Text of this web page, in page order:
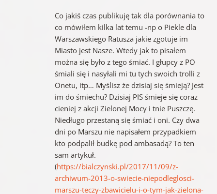
Co jakiś czas publikuję tak dla porównania to
co mówiłem kilka lat temu -np o Piekle dla
Warszawskiego Ratusza jakie zgotuje im
Miasto jest Nasze. Wtedy jak to pisałem
można się było z tego śmiać. I głupcy z PO
śmiali się i nasyłali mi tu tych swoich trolli z
Onetu, itp… Myślisz że dzisiaj się śmieją? Jest
im do śmiechu? Dzisiaj PIS śmieje się coraz
cieniej z akcji Zielonej Mocy i tnie Puszczę.
Niedługo przestaną się śmiać i oni. Czy dwa
dni po Marszu nie napisałem przypadkiem
kto podpalił budkę pod ambasadą? To ten
sam artykuł.
(https://bialczynski.pl/2017/11/09/z-
archiwum-2013-o-swiecie-niepodleglosci-
marszu-teczy-zbawicielu-i-o-tym-jak-zielona-